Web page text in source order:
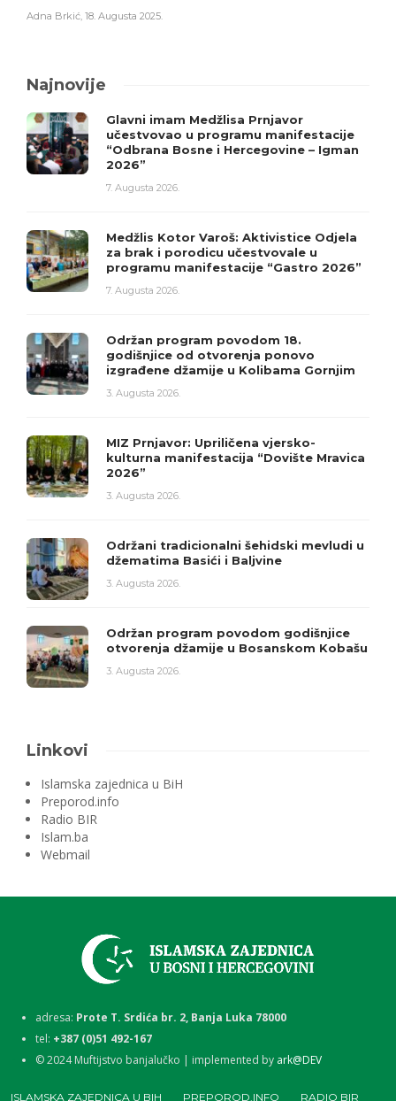
Adna Brkić, 18. Augusta 2025.
Najnovije
Glavni imam Medžlisa Prnjavor
učestvovao u programu manifestacije
“Odbrana Bosne i Hercegovine – Igman
2026”
7. Augusta 2026.
Medžlis Kotor Varoš: Aktivistice Odjela
za brak i porodicu učestvovale u
programu manifestacije “Gastro 2026”
7. Augusta 2026.
Održan program povodom 18.
godišnjice od otvorenja ponovo
izgrađene džamije u Kolibama Gornjim
3. Augusta 2026.
MIZ Prnjavor: Upriličena vjersko-
kulturna manifestacija “Dovište Mravica
2026”
3. Augusta 2026.
Održani tradicionalni šehidski mevludi u
džematima Basići i Baljvine
3. Augusta 2026.
Održan program povodom godišnjice
otvorenja džamije u Bosanskom Kobašu
3. Augusta 2026.
Linkovi
Islamska zajednica u BiH
Preporod.info
Radio BIR
Islam.ba
Webmail
adresa: Prote T. Srdića br. 2, Banja Luka 78000
tel: +387 (0)51 492-167
©2024Muftijstvo banjalučko | implemented by ark@DEV
ISLAMSKA ZAJEDNICA U BIH PREPOROD.INFO RADIO BIR